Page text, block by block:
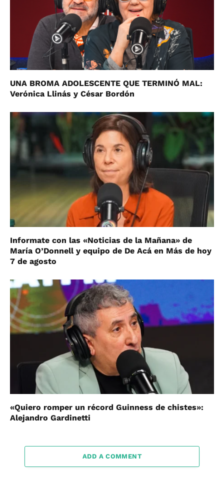
UNA BROMA ADOLESCENTE QUE TERMINÓ MAL:
Verónica Llinás y César Bordón
Informate con las «Noticias de la Mañana» de
María O’Donnell y equipo de De Acá en Más de hoy
7 de agosto
«Quiero romper un récord Guinness de chistes»:
Alejandro Gardinetti
ADD A COMMENT